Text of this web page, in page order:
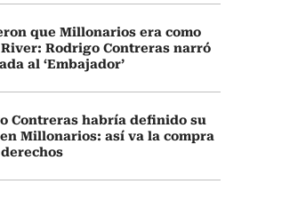
que Millonarios era como
River: Rodrigo Contreras narró
al ‘Embajador’
Contreras habría definido su
Millonarios: así va la compra